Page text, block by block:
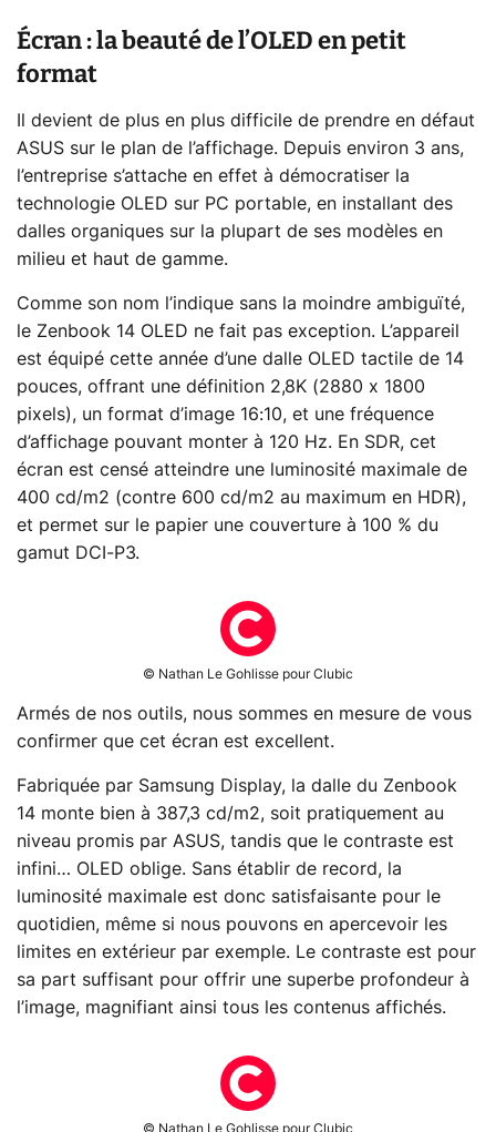
Écran : la beauté de l’OLED en petit
format
Il devient de plus en plus difficile de prendre en défaut
ASUS sur le plan de l’affichage. Depuis environ 3 ans,
l’entreprise s’attache en effet à démocratiser la
technologie OLED sur PC portable, en installant des
dalles organiques sur la plupart de ses modèles en
milieu et haut de gamme.
Comme son nom l’indique sans la moindre ambiguïté,
le Zenbook 14 OLED ne fait pas exception. L’appareil
est équipé cette année d’une dalle OLED tactile de 14
pouces, offrant une définition 2,8K (2880 x 1800
pixels), un format d’image 16:10, et une fréquence
d’affichage pouvant monter à 120 Hz. En SDR, cet
écran est censé atteindre une luminosité maximale de
400 cd/m2 (contre 600 cd/m2 au maximum en HDR),
et permet sur le papier une couverture à 100 % du
gamut DCI-P3.
© Nathan Le Gohlisse pour Clubic
Armés de nos outils, nous sommes en mesure de vous
confirmer que cet écran est excellent.
Fabriquée par Samsung Display, la dalle du Zenbook
14 monte bien à 387,3 cd/m2, soit pratiquement au
niveau promis par ASUS, tandis que le contraste est
infini… OLED oblige. Sans établir de record, la
luminosité maximale est donc satisfaisante pour le
quotidien, même si nous pouvons en apercevoir les
limites en extérieur par exemple. Le contraste est pour
sa part suffisant pour offrir une superbe profondeur à
l’image, magnifiant ainsi tous les contenus affichés.
© Nathan Le Gohlisse pour Clubic